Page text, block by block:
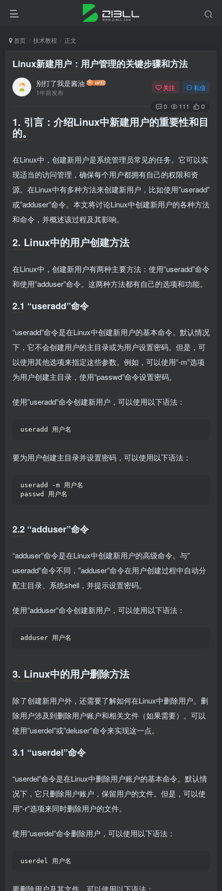
首页 技术教程 正文
Linux新建用户：用户管理的关键步骤和方法
别打了我是酱油
1年前发布
关注 私信
0 111 0
1. 引言：介绍Linux中新建用户的重要性和目
的。
在Linux中，创建新用户是系统管理员常见的任务。它可以实
现适当的访问管理，确保每个用户都拥有自己的权限和资
源。在Linux中有多种方法来创建新用户，比如使用”useradd”
或”adduser”命令。本文将讨论Linux中创建新用户的各种方法
和命令，并概述该过程及其影响。
2. Linux中的用户创建方法
在Linux中，创建新用户有两种主要方法：使用”useradd”命令
和使用”adduser”命令。这两种方法都有自己的选项和功能。
2.1 “useradd”命令
“useradd”命令是在Linux中创建新用户的基本命令。默认情况
下，它不会创建用户的主目录或为用户设置密码。但是，可
以使用其他选项来指定这些参数。例如，可以使用”-m”选项
为用户创建主目录，使用”passwd”命令设置密码。
使用”useradd”命令创建新用户，可以使用以下语法：
useradd 用户名
要为用户创建主目录并设置密码，可以使用以下语法：
useradd -m 用户名
passwd 用户名
2.2 “adduser”命令
“adduser”命令是在Linux中创建新用户的高级命令。与”
useradd”命令不同，”adduser”命令在用户创建过程中自动分
配主目录、系统shell，并提示设置密码。
使用”adduser”命令创建新用户，可以使用以下语法：
adduser 用户名
3. Linux中的用户删除方法
除了创建新用户外，还需要了解如何在Linux中删除用户。删
除用户涉及到删除用户账户和相关文件（如果需要）。可以
使用”userdel”或”deluser”命令来实现这一点。
3.1 “userdel”命令
“userdel”命令是在Linux中删除用户账户的基本命令。默认情
况下，它只删除用户账户，保留用户的文件。但是，可以使
用”-r”选项来同时删除用户的文件。
使用”userdel”命令删除用户，可以使用以下语法：
userdel 用户名
要删除用户及其文件，可以使用以下语法：